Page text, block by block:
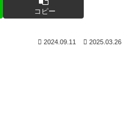
コピー
2024.09.11 2025.03.26